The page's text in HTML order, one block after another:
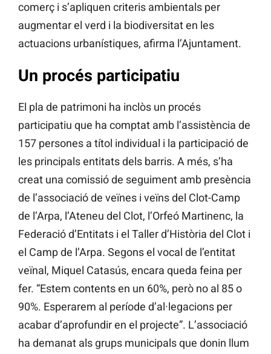
comerç i s’apliquen criteris ambientals per
augmentar el verd i la biodiversitat en les
actuacions urbanístiques, afirma l’Ajuntament.
Un procés participatiu
El pla de patrimoni ha inclòs un procés
participatiu que ha comptat amb l’assistència de
157 persones a títol individual i la participació de
les principals entitats dels barris. A més, s’ha
creat una comissió de seguiment amb presència
de l’associació de veïnes i veïns del Clot-Camp
de l’Arpa, l’Ateneu del Clot, l’Orfeó Martinenc, la
Federació d’Entitats i el Taller d’Història del Clot i
el Camp de l’Arpa. Segons el vocal de l’entitat
veïnal, Miquel Catasús, encara queda feina per
fer. “Estem contents en un 60%, però no al 85 o
90%. Esperarem al període d’al·legacions per
acabar d’aprofundir en el projecte”. L’associació
ha demanat als grups municipals que donin llum